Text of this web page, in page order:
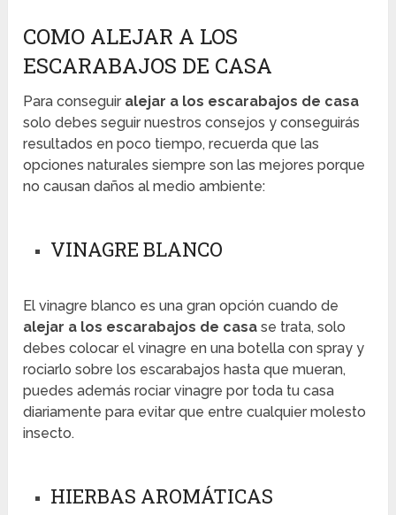
COMO ALEJAR A LOS
ESCARABAJOS DE CASA
Para conseguir alejar a los escarabajos de casa
solo debes seguir nuestros consejos y conseguirás
resultados en poco tiempo, recuerda que las
opciones naturales siempre son las mejores porque
no causan daños al medio ambiente:
VINAGRE BLANCO
El vinagre blanco es una gran opción cuando de
alejar a los escarabajos de casase trata, solo
debes colocar el vinagre en una botella con spray y
rociarlo sobre los escarabajos hasta que mueran,
puedes además rociar vinagre por toda tu casa
diariamente para evitar que entre cualquier molesto
insecto.
HIERBAS AROMÁTICAS